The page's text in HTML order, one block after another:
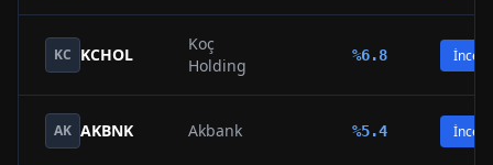
KC KCHOL
Koç
Holding
%6.8 İncele
AK AKBNK Akbank %5.4 İncele